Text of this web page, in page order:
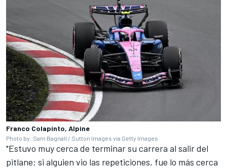
Franco Colapinto, Alpine
Photo by: Sam Bagnall / Sutton Images via Getty Images
"Estuvo muy cerca de terminar su carrera al salir del
pitlane; si alguien vio las repeticiones, fue lo más cerca